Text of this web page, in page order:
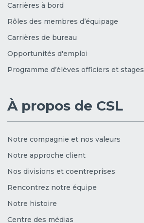
Carrières à bord
Rôles des membres d’équipage
Carrières de bureau
Opportunités d'emploi
Programme d’élèves officiers et stages
À propos de CSL
Notre compagnie et nos valeurs
Notre approche client
Nos divisions et coentreprises
Rencontrez notre équipe
Notre histoire
Centre des médias